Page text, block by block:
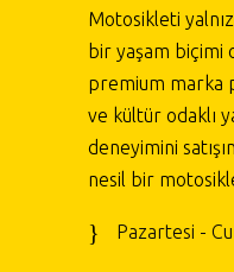
Motosikleti
bir yaşam biçimi
premium marka
ve kültür odaklı
deneyimini
nesil bir
Pazartesi -